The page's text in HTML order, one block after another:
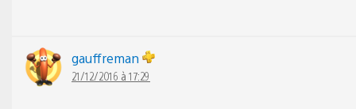
gauffreman
21/12/2016 à 17:29